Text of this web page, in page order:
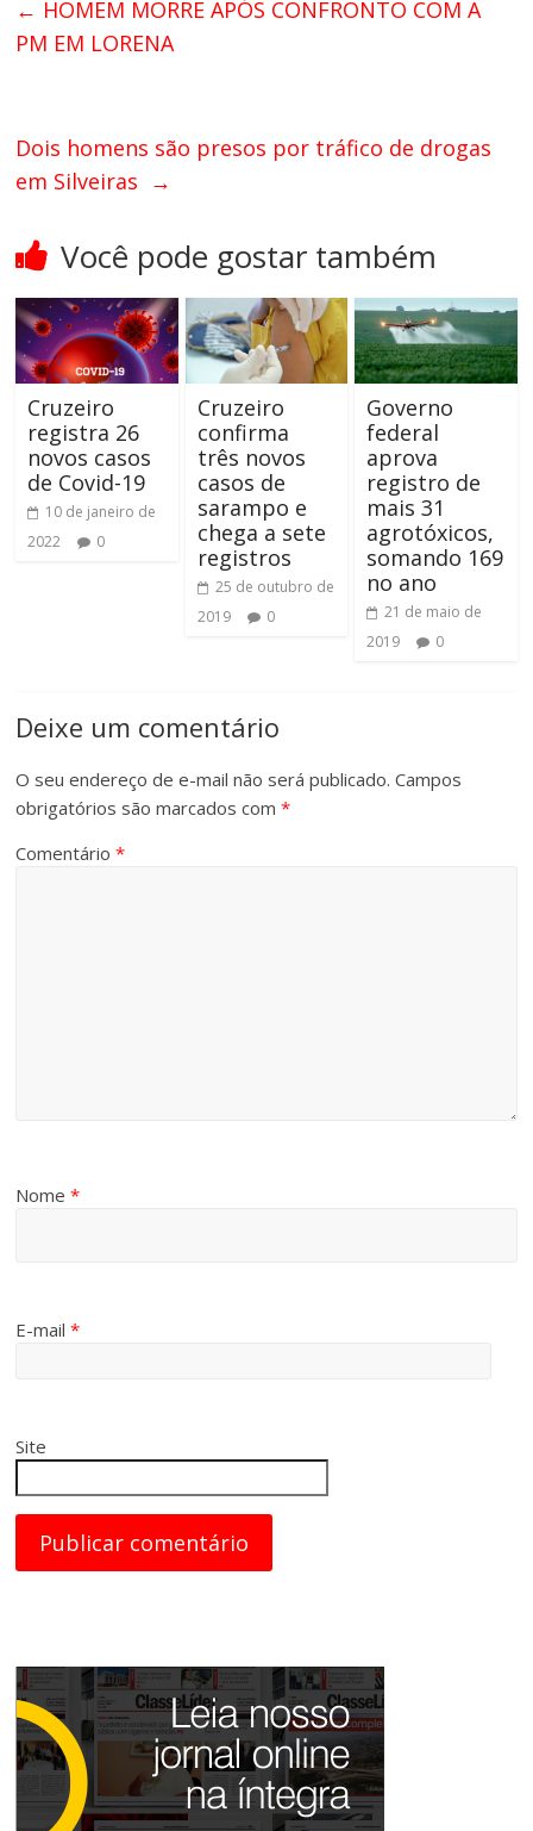
← HOMEM MORRE APÓS CONFRONTO COM A
PM EM LORENA
Dois homens são presos por tráfico de drogas
em Silveiras →
Você pode gostar também
Cruzeiro
registra 26
novos casos
de Covid-19
10 de janeiro de
2022
0
Cruzeiro
confirma
três novos
casos de
sarampo e
chega a sete
registros
25 de outubro de
2019
0
Governo
federal
aprova
registro de
mais 31
agrotóxicos,
somando 169
no ano
21 de maio de
2019
0
Deixe um comentário
O seu endereço de e-mail não será publicado. Campos
obrigatórios são marcados com*
Comentário*
Nome*
E-mail*
Site